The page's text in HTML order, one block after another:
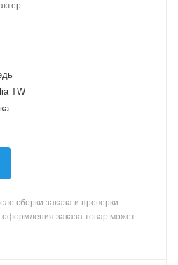
TW
сборки заказа и проверки
заказа товар может